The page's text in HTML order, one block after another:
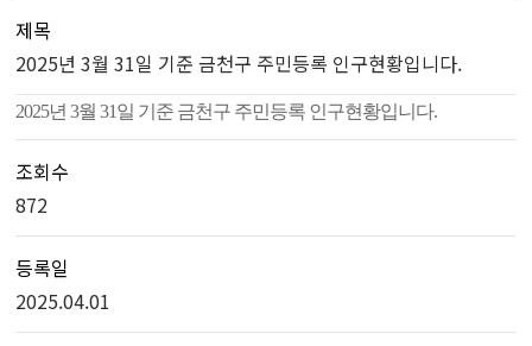
제목
2025년 3월 31일 기준 금천구 주민등록 인구현황입니다.
2025년 3월 31일 기준 금천구 주민등록 인구현황입니다.
조회수
872
등록일
2025.04.01